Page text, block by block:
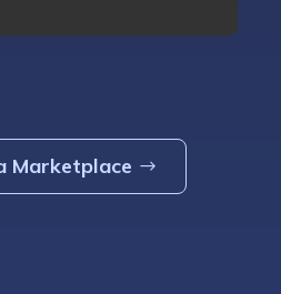
Marketplace